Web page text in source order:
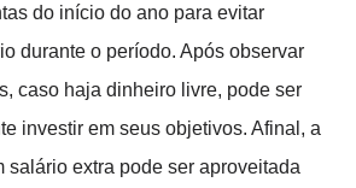
do início do ano para evitar
durante o período. Após observar
caso haja dinheiro livre, pode ser
investir em seus objetivos. Afinal, a
salário extra pode ser aproveitada